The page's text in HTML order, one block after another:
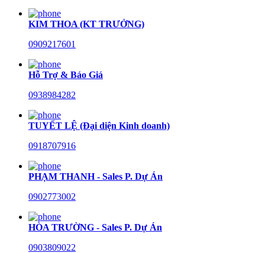
KIM THOA (KT TRƯỞNG)
0909217601
Hỗ Trợ & Báo Giá
0938984282
TUYẾT LỆ (Đại diện Kinh doanh)
0918707916
PHẠM THANH - Sales P. Dự Án
0902773002
HÒA TRƯỜNG - Sales P. Dự Án
0903809022